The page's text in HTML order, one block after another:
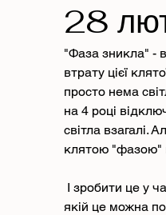
допомога фронту
28
"Фаза зникла" -
втрату цієї
просто нема
на 4 році
світла взагалі.
клятою "фазою"
якій це можна